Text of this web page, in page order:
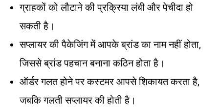
ग्राहकों को लौटाने की प्रक्रिया लंबी और पेचीदा हो
सकती है।
सप्लायर की पैकेजिंग में आपके ब्रांड का नाम नहीं होता,
जिससे ब्रांड पहचान बनाना कठिन होता है।
ऑर्डर गलत होने पर कस्टमर आपसे शिकायत करता है,
जबकि गलती सप्लायर की होती है।